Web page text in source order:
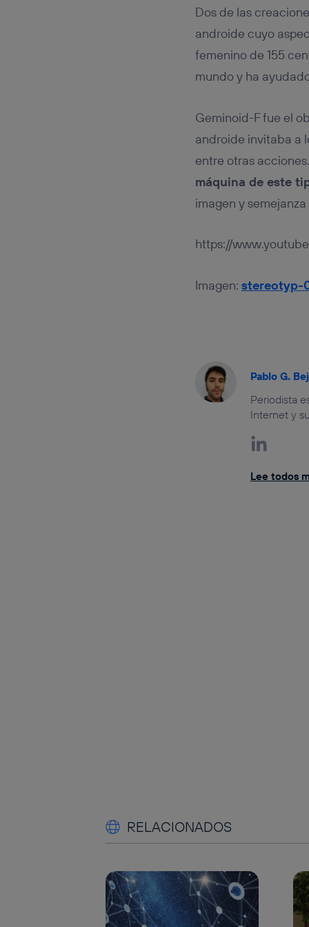
Dos de las
androide cuyo
femenino de 155
mundo y ha
Geminoid-F fue el
androide invitaba a
entre otras
máquina de este
imagen y
https://
Imagen: stereotyp-
Pablo G.
Periodista
Internet y
Lee todos
RELACIONADOS